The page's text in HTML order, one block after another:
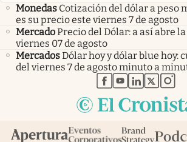
Monedas Cotización del dólar a peso
es su precio este viernes 7 de agosto
MercadoPrecio del Dólar: a así abre
viernes 07 de agosto
MercadosDólar hoy y dólar blue hoy:
del viernes 7 de agosto minuto a
abre en nueva
abre en nueva
abre en
abre